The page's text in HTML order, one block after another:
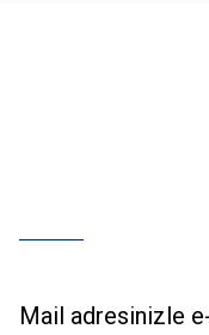
Mail adresinizle